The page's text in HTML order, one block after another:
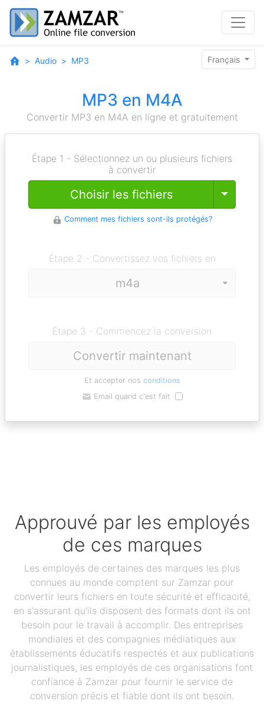
Audio MP3 Français
MP3 en M4A
Convertir MP3 en M4A en ligne et gratuitement
Étape 1 - Sélectionnez un ou plusieurs fichiers
à convertir
Choisir les fichiers Toggle
Comment mes fichiers sont-ils protégés?
Étape 2 - Convertissez vos fichiers en
Étape 3 - Commencez la conversion
Convertir maintenant
Et accepter nos conditions
Email quand c'est fait
Approuvé par les employés
de ces marques
Les employés de certaines des marques les plus
connues au monde comptent sur Zamzar pour
convertir leurs fichiers en toute sécurité et efficacité,
en s'assurant qu'ils disposent des formats dont ils ont
besoin pour le travail à accomplir. Des entreprises
mondiales et des compagnies médiatiques aux
établissements éducatifs respectés et aux publications
journalistiques, les employés de ces organisations font
confiance à Zamzar pour fournir le service de
conversion précis et fiable dont ils ont besoin.